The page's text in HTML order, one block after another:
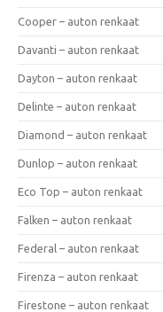
Cooper – auton renkaat
Davanti – auton renkaat
Dayton – auton renkaat
Delinte – auton renkaat
Diamond – auton renkaat
Dunlop – auton renkaat
Eco Top – auton renkaat
Falken – auton renkaat
Federal – auton renkaat
Firenza – auton renkaat
Firestone – auton renkaat